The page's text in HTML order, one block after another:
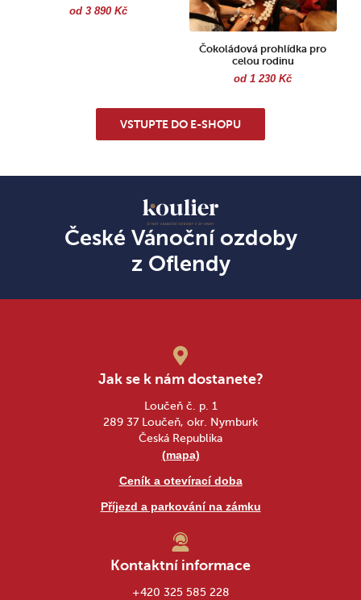
od 3 890 Kč
Čokoládová prohlídka pro
celou rodinu
od 1 230 Kč
VSTUPTE DO E-SHOPU
České Vánoční ozdoby
z Oflendy
Jak se k nám dostanete?
Loučeň č. p. 1
289 37 Loučeň, okr. Nymburk
Česká Republika
(mapa)
Ceník a otevírací doba
Příjezd a parkování na zámku
Kontaktní informace
+420 325 585 228